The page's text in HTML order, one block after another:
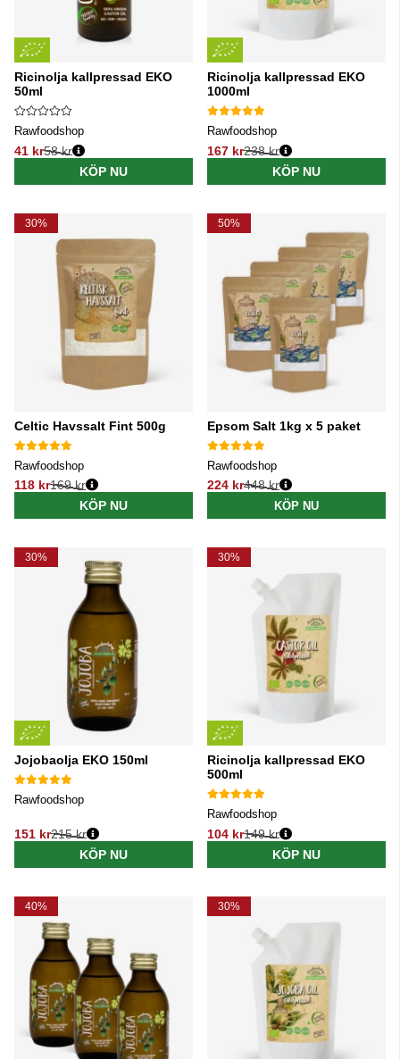
Ricinolja kallpressad EKO
50ml
Rawfoodshop
41 kr
Ordinarie pris:
58 kr
KÖP NU
Ricinolja kallpressad EKO
1000ml
Rawfoodshop
167 kr
Ordinarie pris:
238 kr
KÖP NU
30%
Celtic Havssalt Fint 500g
Rawfoodshop
118 kr
Ordinarie pris:
169 kr
KÖP NU
50%
Epsom Salt 1kg x 5 paket
Rawfoodshop
224 kr
Ordinarie pris:
448 kr
KÖP NU
30%
Jojobaolja EKO 150ml
Rawfoodshop
151 kr
Ordinarie pris:
215 kr
KÖP NU
30%
Ricinolja kallpressad EKO
500ml
Rawfoodshop
104 kr
Ordinarie pris:
149 kr
KÖP NU
40% 30%